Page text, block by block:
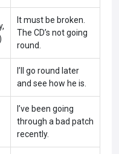
It must be broken.
The CD’s not going
round.
I’ll go round later
and see how he is.
I’ve been going
through a bad patch
recently.